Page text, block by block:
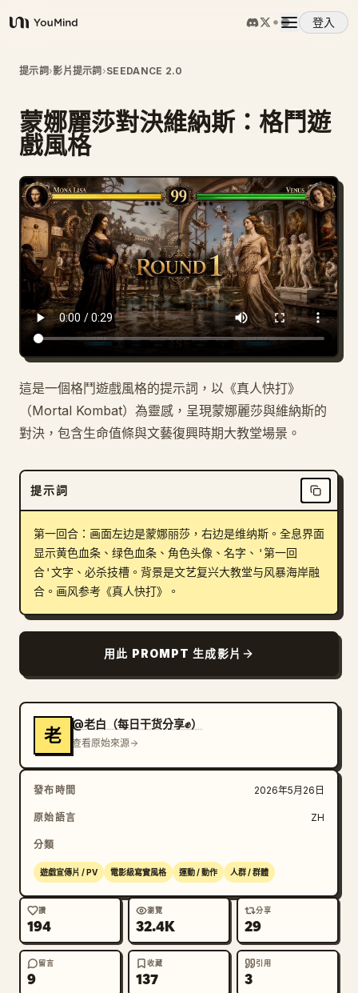
YouMind
登入
概覽
使用案例
技能
提示詞
定價
下載
部落格
更新
提示詞›影片提示詞 ›SEEDANCE 2.0
蒙娜麗莎對決維納斯：格鬥遊
戲風格
這是一個格鬥遊戲風格的提示詞，以《真人快打》
（Mortal Kombat）為靈感，呈現蒙娜麗莎與維納斯的
對決，包含生命值條與文藝復興時期大教堂場景。
提示詞
第一回合：画面左边是蒙娜丽莎，右边是维纳斯。全息界面
显示黄色血条、绿色血条、角色头像、名字、'第一回
合'文字、必杀技槽。背景是文艺复兴大教堂与风暴海岸融
合。画风参考《真人快打》。
用此 PROMPT 生成影片
老
@老白（每日干货分享✊）
查看原始來源
發布時間 2026年5月26日
原始語言 ZH
分類
遊戲宣傳片 / PV 電影級寫實風格 運動 / 動作 人群 / 群體
讚
194
瀏覽
32.4K
分享
29
留言
9
收藏
137
引用
3